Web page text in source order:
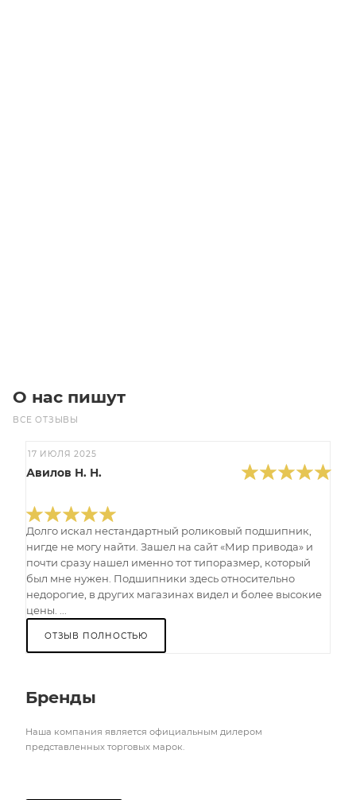
О нас пишут
ВСЕ ОТЗЫВЫ
17 ИЮЛЯ 2025
Авилов Н. Н.
Долго искал нестандартный роликовый подшипник,
нигде не могу найти. Зашел на сайт «Мир привода» и
почти сразу нашел именно тот типоразмер, который
был мне нужен. Подшипники здесь относительно
недорогие, в других магазинах видел и более высокие
цены. ...
ОТЗЫВ ПОЛНОСТЬЮ
Бренды
Наша компания является официальным дилером
представленных торговых марок.